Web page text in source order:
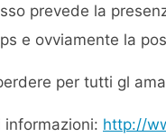
prevede la
e ovviamente la
per tutti gl
informazioni: http://